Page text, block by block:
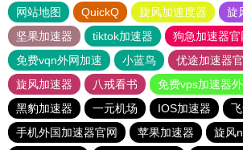
网站地图 QuickQ 旋风加速度器 旋
坚果加速器
tiktok加速器
狗急加速器官
免费vqn外网加速
小蓝鸟 优途加速器
旋风加速器
八戒看书
免费vps加速器
黑豹加速器
一元机场 IOS加速器
手机外国加速器官网
苹果加速器 旋风